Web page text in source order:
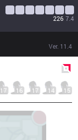
226 7.4
Ver. 11.4
17 16 17 14 15